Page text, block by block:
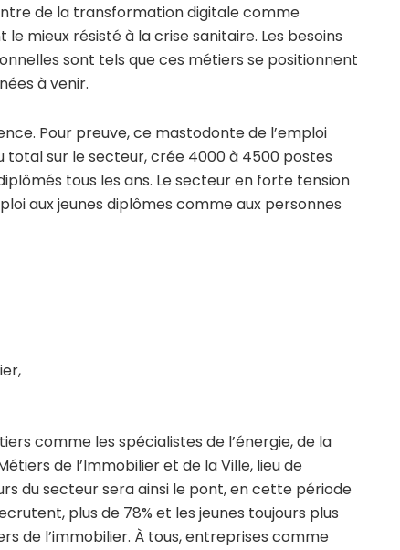
de la transformation digitale comme
mieux résisté à la crise sanitaire. Les besoins
sont tels que ces métiers se positionnent
à venir.
Pour preuve, ce mastodonte de l’emploi
total sur le secteur, crée 4000 à 4500 postes
tous les ans. Le secteur en forte tension
aux jeunes diplômes comme aux personnes
comme les spécialistes de l’énergie, de la
de l’Immobilier et de la Ville, lieu de
du secteur sera ainsi le pont, en cette période
plus de 78% et les jeunes toujours plus
de l’immobilier. À tous, entreprises comme